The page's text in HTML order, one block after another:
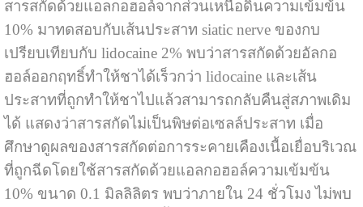
สารสกัดด้วยแอลกอฮอล์จากส่วนเหนือดินความเข้มข้น
10% มาทดสอบกับเส้นประสาท siatic nerve ของกบ
เปรียบเทียบกับ lidocaine 2% พบว่าสารสกัดด้วยอัลกอ
ฮอล์ออกฤทธิ์ทำให้ชาได้เร็วกว่า lidocaine และเส้น
ประสาทที่ถูกทำให้ชาไปแล้วสามารถกลับคืนสู่สภาพเดิม
ได้ แสดงว่าสารสกัดไม่เป็นพิษต่อเซลล์ประสาท เมื่อ
ศึกษาดูผลของสารสกัดต่อการระคายเคืองเนื้อเยื่อบริเวณ
ที่ถูกฉีดโดยใช้สารสกัดด้วยแอลกอฮอล์ความเข้มข้น
10% ขนาด 0.1 มิลลิลิตร พบว่าภายใน 24 ชั่วโมง ไม่พบ